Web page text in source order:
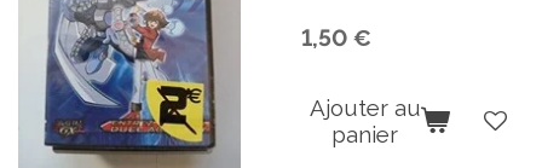
1,50 €
Ajouter au
panier